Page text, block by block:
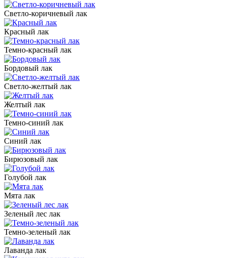
Светло-коричневый лак
Красный лак
Темно-красный лак
Бордовый лак
Светло-желтый лак
Желтый лак
Темно-синий лак
Синий лак
Бирюзовый лак
Голубой лак
Мята лак
Зеленый лес лак
Темно-зеленый лак
Лаванда лак